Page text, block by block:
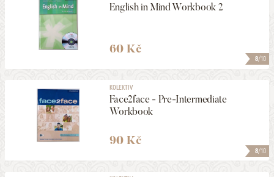
8/10
English in Mind Workbook 2
60 Kč
8/10
KOLEKTIV
Face2face - Pre-Intermediate
Workbook
90 Kč